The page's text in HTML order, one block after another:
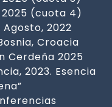
(cuota 4)
2022
Croacia
Cerdeña 2025
2023. Esencia